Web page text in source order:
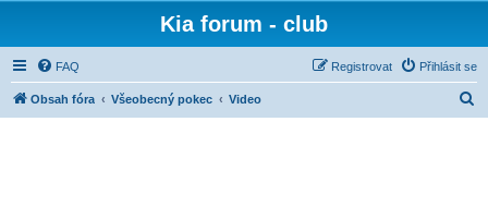
Kia forum - club
FAQ Přihlásit se
Registrovat
Obsah fóra Všeobecný pokec Video